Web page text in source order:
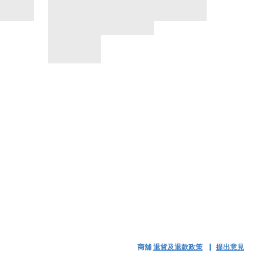
商舖退貨及退款政策 提出意見